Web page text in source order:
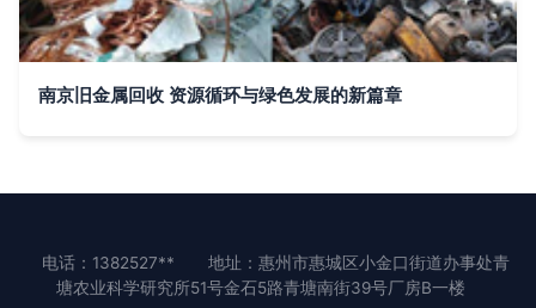
南京旧金属回收 资源循环与绿色发展的新篇章
电话：1382527**
地址：惠州市惠城区小金口街道办事处青
塘农业科学研究所51号金石5路青塘南街39号厂房B一楼